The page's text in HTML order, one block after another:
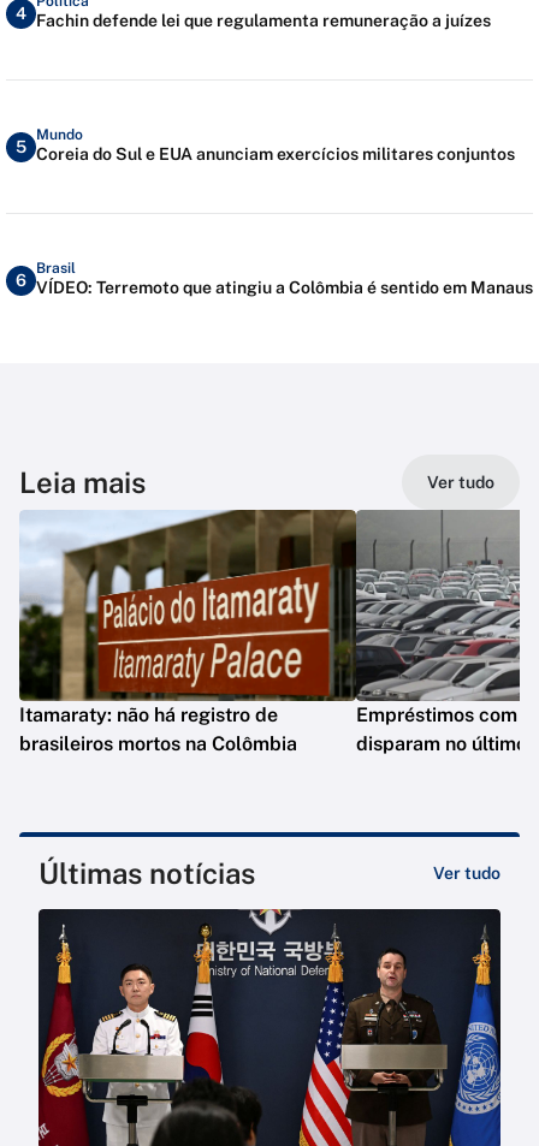
4 Fachin defende lei que regulamenta remuneração a juízes
5
Mundo
Coreia do Sul e EUA anunciam exercícios militares conjuntos
6
Brasil
VÍDEO: Terremoto que atingiu a Colômbia é sentido em Manaus
Leia mais Ver tudo
Itamaraty: não há registro de
brasileiros mortos na Colômbia
Empréstimos com
disparam no último
Últimas notícias Ver tudo